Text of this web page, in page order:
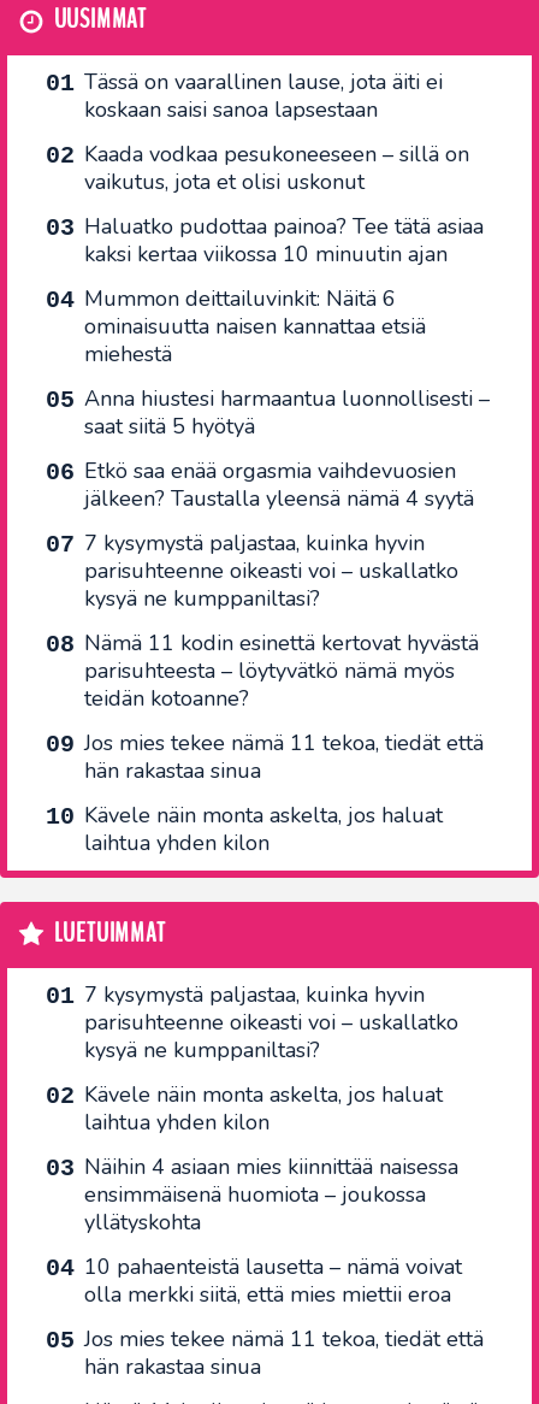
UUSIMMAT
Tässä on vaarallinen lause, jota äiti ei
koskaan saisi sanoa lapsestaan
Kaada vodkaa pesukoneeseen – sillä on
vaikutus, jota et olisi uskonut
Haluatko pudottaa painoa? Tee tätä asiaa
kaksi kertaa viikossa 10 minuutin ajan
Mummon deittailuvinkit: Näitä 6
ominaisuutta naisen kannattaa etsiä
miehestä
Anna hiustesi harmaantua luonnollisesti –
saat siitä 5 hyötyä
Etkö saa enää orgasmia vaihdevuosien
jälkeen? Taustalla yleensä nämä 4 syytä
7 kysymystä paljastaa, kuinka hyvin
parisuhteenne oikeasti voi – uskallatko
kysyä ne kumppaniltasi?
Nämä 11 kodin esinettä kertovat hyvästä
parisuhteesta – löytyvätkö nämä myös
teidän kotoanne?
Jos mies tekee nämä 11 tekoa, tiedät että
hän rakastaa sinua
Kävele näin monta askelta, jos haluat
laihtua yhden kilon
LUETUIMMAT
7 kysymystä paljastaa, kuinka hyvin
parisuhteenne oikeasti voi – uskallatko
kysyä ne kumppaniltasi?
Kävele näin monta askelta, jos haluat
laihtua yhden kilon
Näihin 4 asiaan mies kiinnittää naisessa
ensimmäisenä huomiota – joukossa
yllätyskohta
10 pahaenteistä lausetta – nämä voivat
olla merkki siitä, että mies miettii eroa
Jos mies tekee nämä 11 tekoa, tiedät että
hän rakastaa sinua